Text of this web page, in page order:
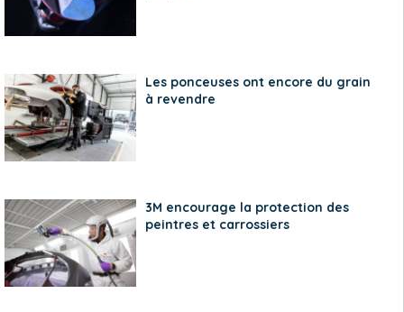
Les ponceuses ont encore du grain
à revendre
3M encourage la protection des
peintres et carrossiers